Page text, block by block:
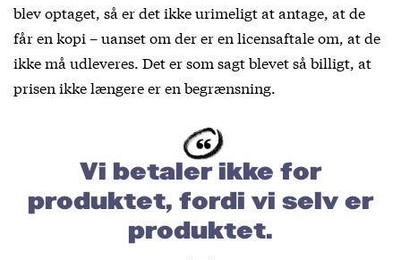
blev optaget, så er det ikke urimeligt at antage, at de
får en kopi – uanset om der er en licensaftale om, at de
ikke må udleveres. Det er som sagt blevet så billigt, at
prisen ikke længere er en begrænsning.
Vi betaler ikke for
produktet, fordi vi selv er
produktet.